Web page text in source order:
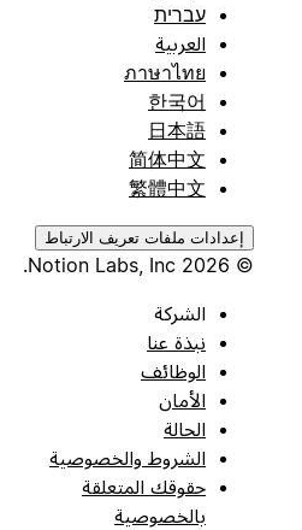
עברית
العربية
ภาษาไทย
한국어
日本語
简体中文
繁體中文
إعدادات ملفات تعريف الارتباط
الشركة
نبذة عنا
الوظائف
الأمان
الحالة
الشروط والخصوصية
حقوقك المتعلقة
بالخصوصية